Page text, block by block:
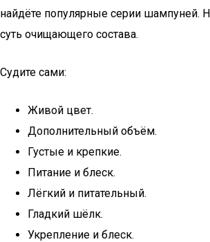
найдёте популярные серии шампуней.
суть очищающего состава.
Судите сами:
Живой цвет.
Дополнительный объём.
Густые и крепкие.
Питание и блеск.
Лёгкий и питательный.
Гладкий шёлк.
Укрепление и блеск.